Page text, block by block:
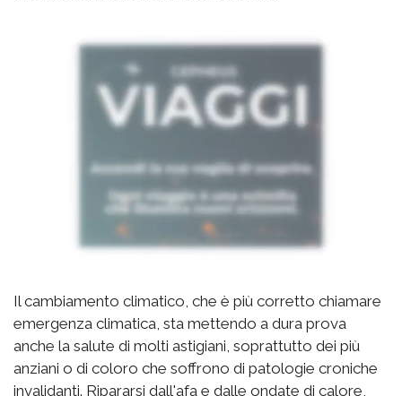
Il cambiamento climatico, che è più corretto chiamare
emergenza climatica, sta mettendo a dura prova
anche la salute di molti astigiani, soprattutto dei più
anziani o di coloro che soffrono di patologie croniche
invalidanti. Ripararsi dall'afa e dalle ondate di calore,